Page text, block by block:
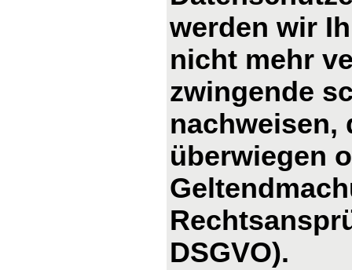
werden wir
nicht mehr
zwingende
nachweisen,
überwiegen
DSGVO).